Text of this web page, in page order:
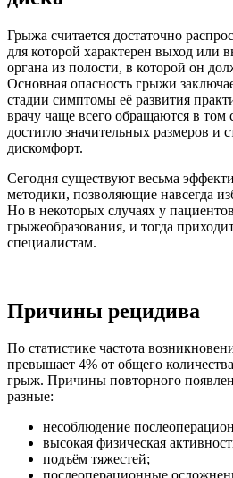
Грыжа считается достаточно
для которой характерен выход или
органа из полости, в которой он
Основная опасность грыжи
стадии симптомы её развития
врачу чаще всего обращаются в том
достигло значительных размеров и
дискомфорт.
Сегодня существуют весьма
методики, позволяющие навсегда
Но в некоторых случаях у
грыжеобразования, и тогда
специалистам.
Причины рецидива
По статистике частота
превышает 4% от общего
грыж. Причины повторного
разные:
несоблюдение
высокая физическая
подъём тяжестей;